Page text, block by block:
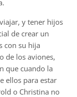
y tener hijos
de crear un
con su hija
de los aviones,
que cuando la
ellos para estar
o Christina no